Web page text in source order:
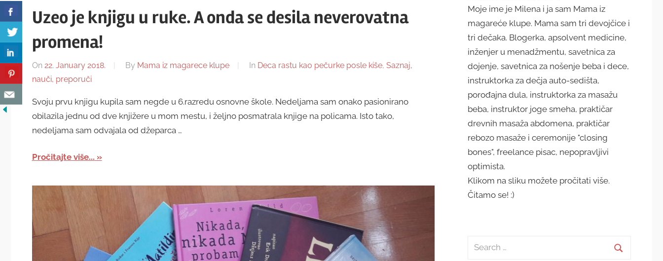
Uzeo je knjigu u ruke. A onda se desila neverovatna
promena!
On 22. January 2018. By Mama iz magarece klupe In Deca rastu kao pečurke posle kiše, Saznaj,
nauči, preporuči
Svoju prvu knjigu kupila sam negde u 6.razredu osnovne škole. Nedeljama sam onako pasionirano
obilazila jednu od dve knjižere u mom mestu, i željno posmatrala knjige na policama. Isto tako,
nedeljama sam odvajala od džeparca …
Pročitajte više...
Moje ime je Milena i ja sam Mama iz
magareće klupe. Mama sam tri devojčice i
tri dečaka. Blogerka, apsolvent medicine,
inženjer u menadžmentu, savetnica za
dojenje, savetnica za nošenje beba i dece,
instruktorka za dečja auto-sedišta,
porođajna dula, instruktorka za masažu
beba, instruktor joge smeha, praktičar
drevnih masaža abdomena, praktičar
rebozo masaže i ceremonije "closing
bones", freelance pisac, nepopravljivi
optimista.
Klikom na sliku možete pročitati više.
Čitamo se! :)
Search